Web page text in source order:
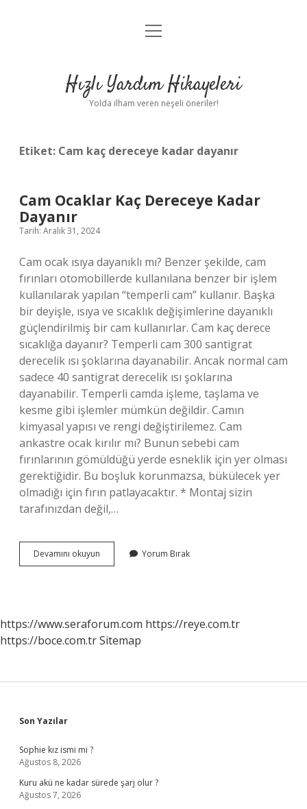
Anasayfa
Yasal Uyarı
menüyü
Hızlı Yardım Hikayeleri
Yolda ilham veren neşeli öneriler!
Etiket: Cam kaç dereceye kadar dayanır
Cam Ocaklar Kaç Dereceye Kadar
Dayanır
Tarih: Aralık 31, 2024
Cam ocak ısıya dayanıklı mı? Benzer şekilde, cam
fırınları otomobillerde kullanılana benzer bir işlem
kullanılarak yapılan “temperli cam” kullanır. Başka
bir deyişle, ısıya ve sıcaklık değişimlerine dayanıklı
güçlendirilmiş bir cam kullanırlar. Cam kaç derece
sıcaklığa dayanır? Temperli cam 300 santigrat
derecelik ısı şoklarına dayanabilir. Ancak normal cam
sadece 40 santigrat derecelik ısı şoklarına
dayanabilir. Temperli camda işleme, taşlama ve
kesme gibi işlemler mümkün değildir. Camın
kimyasal yapısı ve rengi değiştirilemez. Cam
ankastre ocak kırılır mı? Bunun sebebi cam
fırınlarının gömüldüğü yerde esneklik için yer olması
gerektiğidir. Bu boşluk korunmazsa, bükülecek yer
olmadığı için fırın patlayacaktır. * Montaj sizin
tarafınızdan değil,…
Devamını okuyun
Ocaklar
Yorum Bırak
https://www.seraforum.com https://reye.com.tr
https://boce.com.trSitemap
Sidebar
Son Yazılar
Sophie kız ismi mi ?
Ağustos 8, 2026
Kuru akü ne kadar sürede şarj olur ?
Ağustos 7, 2026